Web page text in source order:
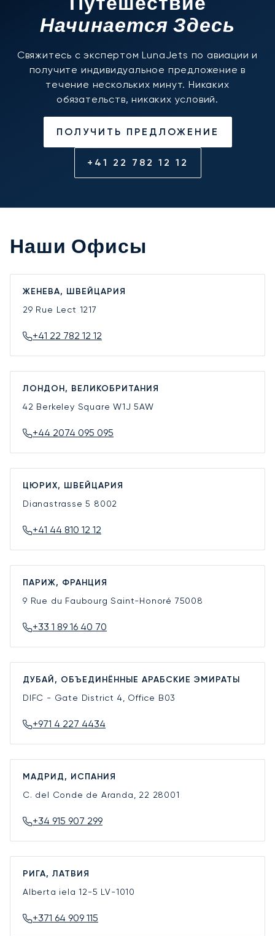
Путешествие
Начинается Здесь
Свяжитесь с экспертом LunaJets по авиации и
получите индивидуальное предложение в
течение нескольких минут. Никаких
обязательств, никаких условий.
ПОЛУЧИТЬ ПРЕДЛОЖЕНИЕ
+41 22 782 12 12
Наши Офисы
ЖЕНЕВА, ШВЕЙЦАРИЯ
29 Rue Lect 1217
+41 22 782 12 12
ЛОНДОН, ВЕЛИКОБРИТАНИЯ
42 Berkeley SquareW1J 5AW
+44 2074 095 095
ЦЮРИХ, ШВЕЙЦАРИЯ
Dianastrasse 5 8002
+41 44 810 12 12
ПАРИЖ, ФРАНЦИЯ
9 Rue du Faubourg Saint-Honoré 75008
+33 1 89 16 40 70
ДУБАЙ, ОБЪЕДИНЁННЫЕ АРАБСКИЕ ЭМИРАТЫ
DIFC - Gate District 4, Office B03
+971 4 227 4434
МАДРИД, ИСПАНИЯ
C. del Conde de Aranda, 22 28001
+34 915 907 299
РИГА, ЛАТВИЯ
Alberta iela 12-5 LV-1010
+371 64 909 115